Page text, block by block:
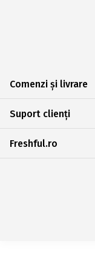
Comenzi și livrare
Suport clienți
Freshful.ro